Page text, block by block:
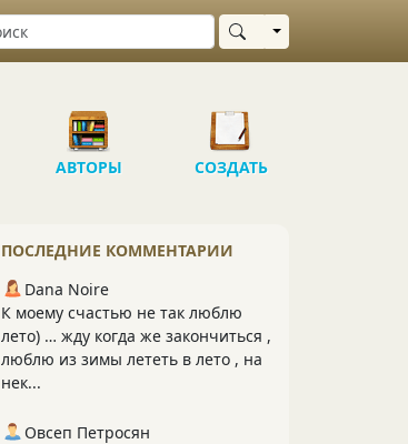
Выбрать область
АВТОРЫ СОЗДАТЬ
ПОСЛЕДНИЕ КОММЕНТАРИИ
Dana Noire
К моему счастью не так люблю
лето) … жду когда же закончиться ,
люблю из зимы лететь в лето , на
нек...
Овсеп Петросян